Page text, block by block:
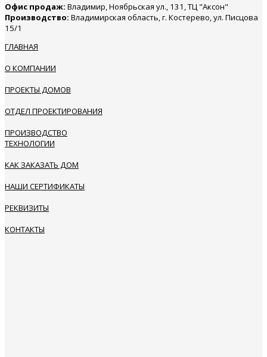
Офис продаж: Владимир, Ноябрьская ул., 131, ТЦ "Аксон"
Производство: Владимирская область, г. Костерево, ул. Писцова
15/1
ГЛАВНАЯ
О КОМПАНИИ
ПРОЕКТЫ ДОМОВ
ОТДЕЛ ПРОЕКТИРОВАНИЯ
ПРОИЗВОДСТВО
ТЕХНОЛОГИИ
КАК ЗАКАЗАТЬ ДОМ
НАШИ СЕРТИФИКАТЫ
РЕКВИЗИТЫ
КОНТАКТЫ